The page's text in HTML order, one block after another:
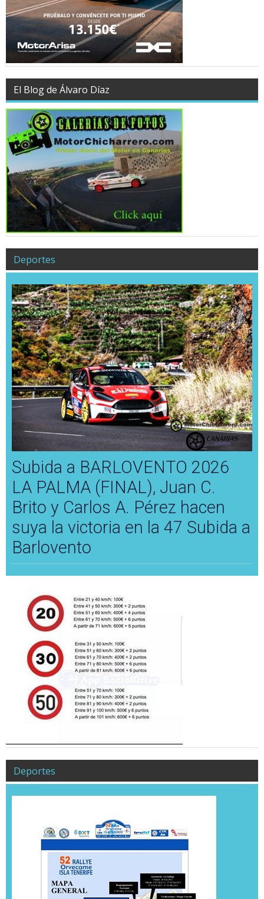
El Blog de Álvaro Díaz
Deportes
Subida a BARLOVENTO 2026
LA PALMA (FINAL), Juan C.
Brito y Carlos A. Pérez hacen
suya la victoria en la 47 Subida a
Barlovento
Deportes